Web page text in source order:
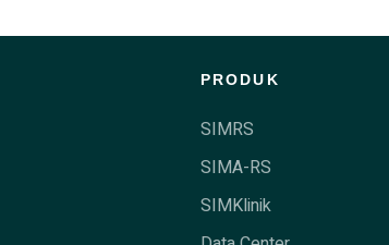
PRODUK
SIMRS
SIMA-RS
SIMKlinik